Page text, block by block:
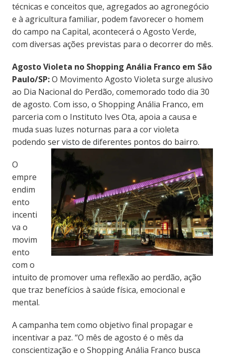
técnicas e conceitos que, agregados ao agronegócio
e à agricultura familiar, podem favorecer o homem
do campo na Capital, acontecerá o Agosto Verde,
com diversas ações previstas para o decorrer do mês.
Agosto Violeta no Shopping Anália Franco em São
Paulo/SP:O Movimento Agosto Violeta surge alusivo
ao Dia Nacional do Perdão, comemorado todo dia 30
de agosto. Com isso, o Shopping Anália Franco, em
parceria com o Instituto Ives Ota, apoia a causa e
muda suas luzes noturnas para a cor violeta
podendo ser visto de diferentes pontos do bairro.
O
empre
endim
ento
incenti
va o
movim
ento
com o
intuito de promover uma reflexão ao perdão, ação
que traz benefícios à saúde física, emocional e
mental.
A campanha tem como objetivo final propagar e
incentivar a paz. “O mês de agosto é o mês da
conscientização e o Shopping Anália Franco busca